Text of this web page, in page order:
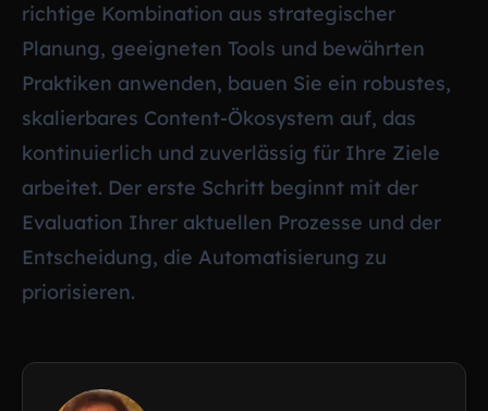
richtige Kombination aus strategischer
Planung, geeigneten Tools und bewährten
Praktiken anwenden, bauen Sie ein robustes,
skalierbares Content-Ökosystem auf, das
kontinuierlich und zuverlässig für Ihre Ziele
arbeitet. Der erste Schritt beginnt mit der
Evaluation Ihrer aktuellen Prozesse und der
Entscheidung, die Automatisierung zu
priorisieren.